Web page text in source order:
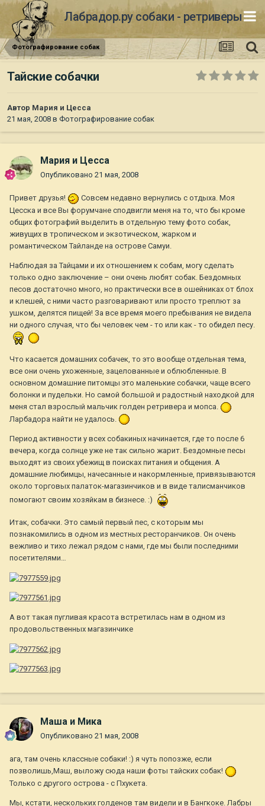
Лабрадор.ру собаки - ретриверы
Фотографирование собак
Тайские собачки
Автор Мария и Цесса
21 мая, 2008 в Фотографирование собак
Мария и Цесса
Опубликовано 21 мая, 2008
Привет друзья!
Совсем недавно вернулись с отдыха. Моя
Цесска и все Вы форумчане сподвигли меня на то, что бы кроме
общих фотографий выделить в отдельную тему фото собак,
живущих в тропическом и экзотическом, жарком и
романтическом Тайланде на острове Самуи.
Наблюдая за Тайцами и их отношением к собам, могу сделать
только одно заключение – они очень любят собак. Бездомных
песов достаточно много, но практически все в ошейниках от блох
и клешей, с ними часто разговаривают или просто треплют за
ушком, делятся пищей! За все время моего пребывания не видела
ни одного случая, что бы человек чем - то или как - то обидел песу.
Что касается домашних собачек, то это вообще отдельная тема,
все они очень ухоженные, зацелованные и облюбленные. В
основном домашние питомцы это маленькие собачки, чаще всего
болонки и пудельки. Но самой большой и радостный находкой для
меня стал взрослый мальчик голден ретривера и мопса.
Ларбадора найти не удалось.
Период активности у всех собакиных начинается, где то после 6
вечера, когда солнце уже не так сильно жарит. Бездомные песы
выходят из своих убежищ в поисках питания и общения. А
домашние любимцы, начесанные и накормленные, привязываются
около торговых палаток-магазинчиков и в виде талисманчиков
помогают своим хозяйкам в бизнесе. :)
Итак, собачки. Это самый первый пес, с которым мы
познакомились в одном из местных ресторанчиков. Он очень
вежливо и тихо лежал рядом с нами, где мы были последними
посетителями…
А вот такая пугливая красота встретилась нам в одном из
продовольственных магазинчике
Маша и Мика
Опубликовано 21 мая, 2008
ага, там очень классные собаки! :) я чуть попозже, если
позволишь,Маш, выложу сюда наши фоты тайских собак!
Только с другого острова - с Пхукета.
Мы, кстати, нескольких голденов там видели и в Бангкоке. Лабры